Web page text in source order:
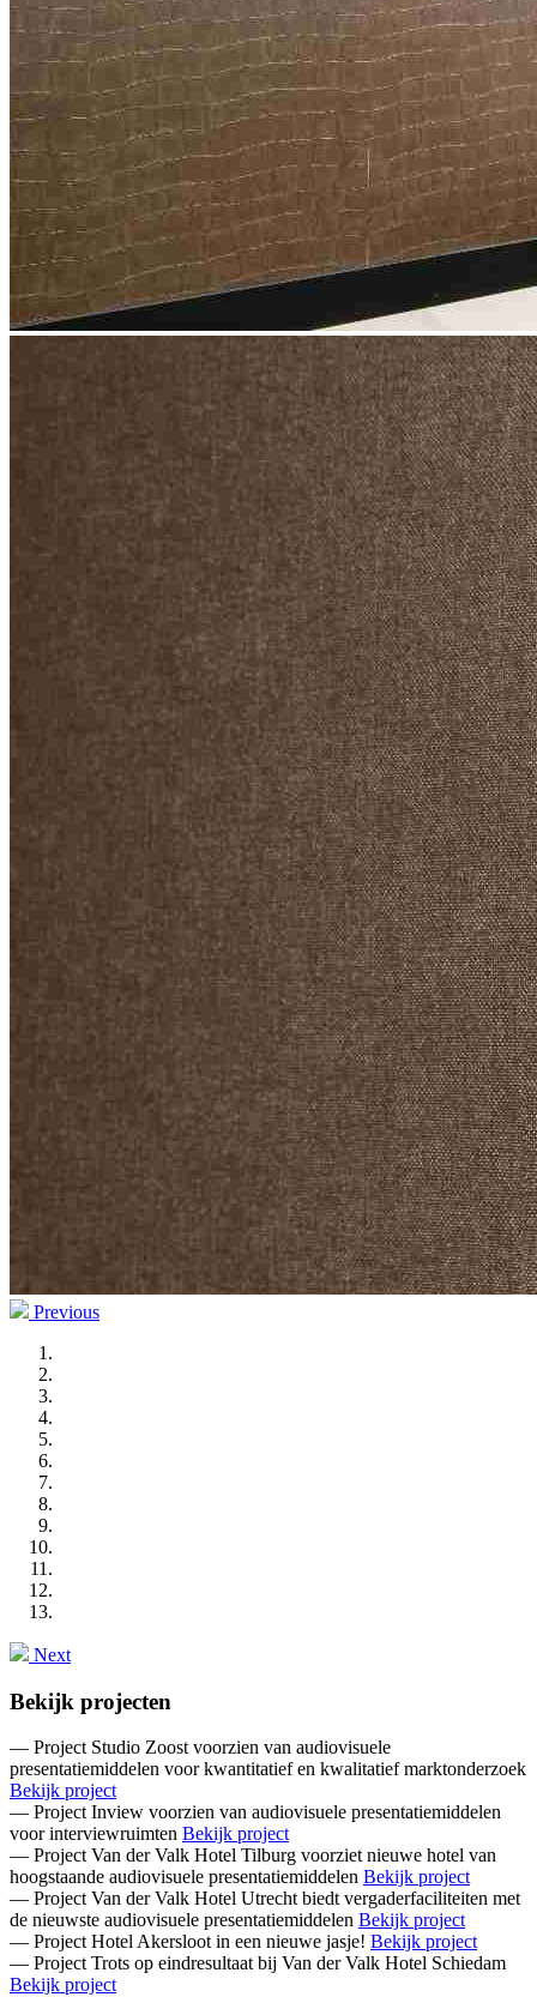
Previous
Next
Bekijk projecten
— Project Studio Zoost voorzien van audiovisuele
presentatiemiddelen voor kwantitatief en kwalitatief marktonderzoek
Bekijk project
— Project Inview voorzien van audiovisuele presentatiemiddelen
voor interviewruimten Bekijk project
— Project Van der Valk Hotel Tilburg voorziet nieuwe hotel van
hoogstaande audiovisuele presentatiemiddelen Bekijk project
— Project Van der Valk Hotel Utrecht biedt vergaderfaciliteiten met
de nieuwste audiovisuele presentatiemiddelen Bekijk project
— Project Hotel Akersloot in een nieuwe jasje! Bekijk project
— Project Trots op eindresultaat bij Van der Valk Hotel Schiedam
Bekijk project